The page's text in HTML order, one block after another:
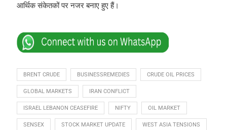
आर्थिक संकेतकों पर नजर बनाए हुए हैं।
BRENT CRUDE BUSINESSREMEDIES CRUDE OIL PRICES
GLOBAL MARKETS IRAN CONFLICT
ISRAEL LEBANON CEASEFIRE NIFTY OIL MARKET
SENSEX STOCK MARKET UPDATE WEST ASIA TENSIONS